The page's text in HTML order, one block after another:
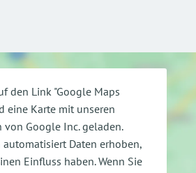
den Link "Google Maps
eine Karte mit unseren
von Google Inc. geladen.
automatisiert Daten erhoben,
Einfluss haben. Wenn Sie